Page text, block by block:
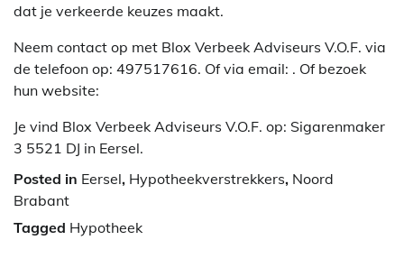
dat je verkeerde keuzes maakt.
Neem contact op met Blox Verbeek Adviseurs V.O.F. via
de telefoon op: 497517616. Of via email: . Of bezoek
hun website:
Je vind Blox Verbeek Adviseurs V.O.F. op: Sigarenmaker
3 5521 DJ in Eersel.
Posted in Eersel, Hypotheekverstrekkers, Noord
Brabant
Tagged Hypotheek